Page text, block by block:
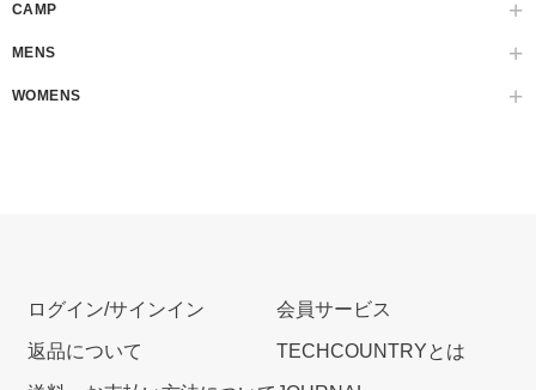
CAMP
MENS
WOMENS
ログイン/サインイン
返品について
会員サービス
TECHCOUNTRYとは